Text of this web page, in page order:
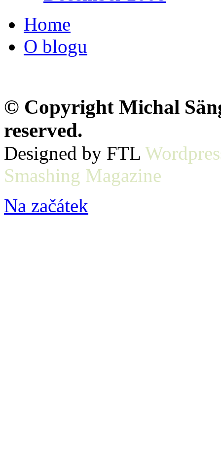
Home
O blogu
© Copyright Michal
reserved.
Designed by FTL
Smashing Magazine
Na začátek